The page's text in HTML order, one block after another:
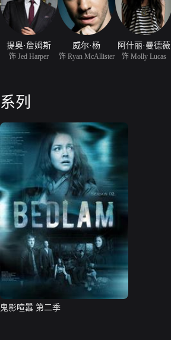
提奥·詹姆斯
饰 Jed Harper
威尔·杨
饰 Ryan McAllister
阿什丽·曼德薇
饰 Molly Lucas
系列
鬼影喧嚣 第二季